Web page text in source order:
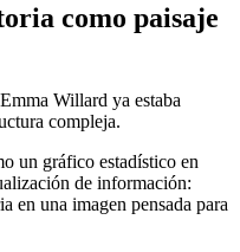
como paisaje
Willard ya estaba
compleja.
un gráfico estadístico en
de información:
en una imagen pensada para